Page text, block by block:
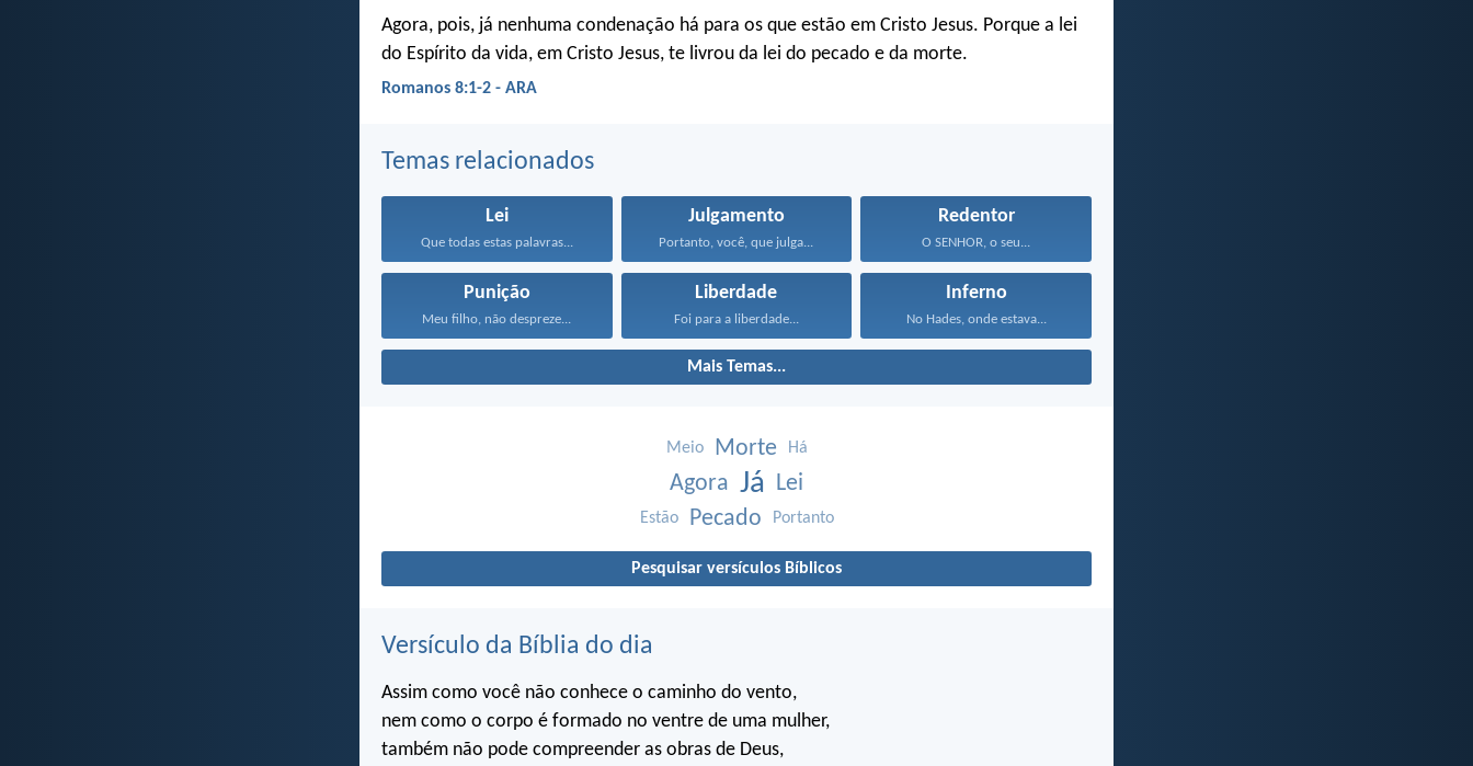
Agora, pois, já nenhuma condenação há para os que estão em Cristo Jesus. Porque a lei
do Espírito da vida, em Cristo Jesus, te livrou da lei do pecado e da morte.
Romanos 8:1-2 - ARA
Temas relacionados
Lei
Que todas estas palavras...
Julgamento
Portanto, você, que julga...
Redentor
O SENHOR, o seu...
Punição
Meu filho, não despreze...
Liberdade
Foi para a liberdade...
Inferno
No Hades, onde estava...
Mais Temas...
Meio Morte Há
Agora Já Lei
Estão Pecado Portanto
Pesquisar versículos Bíblicos
Versículo da Bíblia do dia
Assim como você não conhece o caminho do vento,
nem como o corpo é formado no ventre de uma mulher,
também não pode compreender as obras de Deus,